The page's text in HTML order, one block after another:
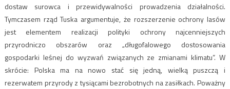
dostaw surowca i przewidywalności prowadzenia działalności.
Tymczasem rząd Tuska argumentuje, że rozszerzenie ochrony lasów
jest elementem realizacji polityki ochrony najcenniejszych
przyrodniczo obszarów oraz „długofalowego dostosowania
gospodarki leśnej do wyzwań związanych ze zmianami klimatu”. W
skrócie: Polska ma na nowo stać się jedną, wielką puszczą i
rezerwatem przyrody z tysiącami bezrobotnych na zasiłkach. Poważny